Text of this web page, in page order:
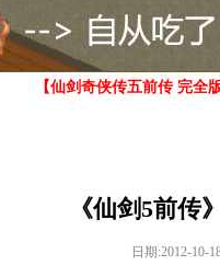
【仙剑奇侠传五前传 完全
《仙剑5前传
日期:2012-10-